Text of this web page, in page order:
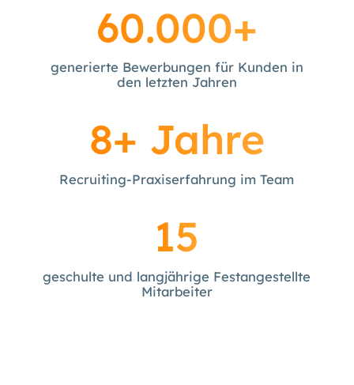
60.000+
generierte Bewerbungen für Kunden in
den letzten Jahren
8+ Jahre
Recruiting-Praxiserfahrung im Team
15
geschulte und langjährige Festangestellte
Mitarbeiter